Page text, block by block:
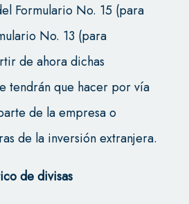
Formulario No. 15 (para
No. 13 (para
de ahora dichas
tendrán que hacer por vía
de la empresa o
de la inversión extranjera.
de divisas